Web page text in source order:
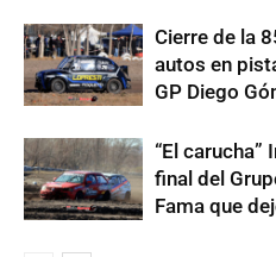
Cierre de la
autos en
GP Diego
“El
final del
Fama que